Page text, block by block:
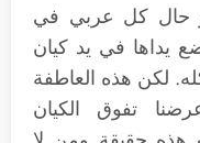
حال كل عربي في
يداها في يد كيان
لكن هذه العاطفة
تفوق الكيان